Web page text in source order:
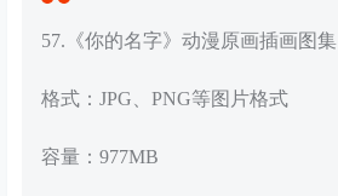
57.《你的名字》动漫原画插画图集
格式：JPG、PNG等图片格式
容量：977MB